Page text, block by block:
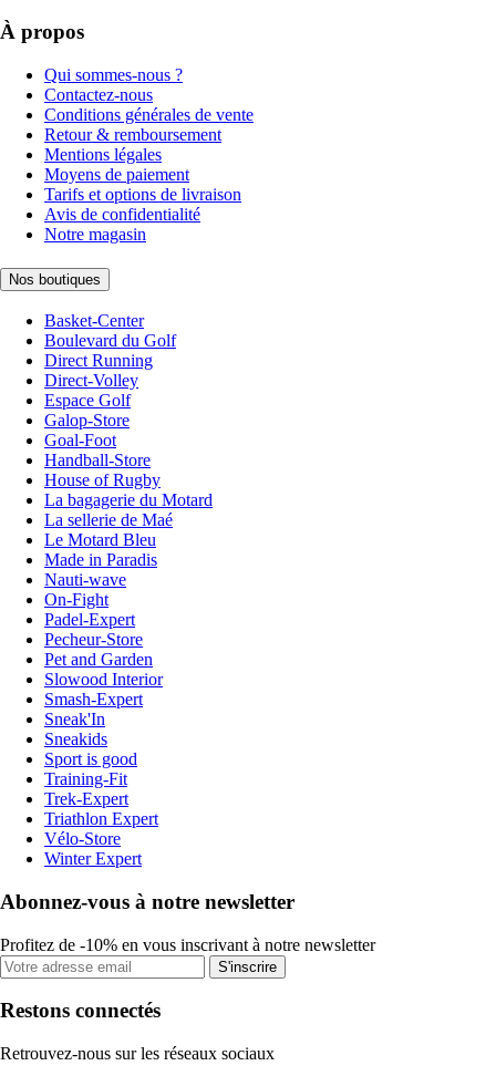
À propos
Qui sommes-nous ?
Contactez-nous
Conditions générales de vente
Retour & remboursement
Mentions légales
Moyens de paiement
Tarifs et options de livraison
Avis de confidentialité
Notre magasin
Nos boutiques
Basket-Center
Boulevard du Golf
Direct Running
Direct-Volley
Espace Golf
Galop-Store
Goal-Foot
Handball-Store
House of Rugby
La bagagerie du Motard
La sellerie de Maé
Le Motard Bleu
Made in Paradis
Nauti-wave
On-Fight
Padel-Expert
Pecheur-Store
Pet and Garden
Slowood Interior
Smash-Expert
Sneak'In
Sneakids
Sport is good
Training-Fit
Trek-Expert
Triathlon Expert
Vélo-Store
Winter Expert
Abonnez-vous à notre newsletter
Profitez de -10% en vous inscrivant à notre newsletter
S'inscrire
Restons connectés
Retrouvez-nous sur les réseaux sociaux